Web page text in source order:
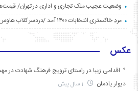
وضعیت عجیب ملک تجاری و اداری در تهران/ قیمت‌ها ۳۰% کاهش
مردِ خاکستری انتخابات ۱۴۰۰ آمد /دردسر کلاب هاوس برای کاندیداها
عکس
اقدامی زیبا در راستای ترویج فرهنگ شهادت در
دیوار یادمان